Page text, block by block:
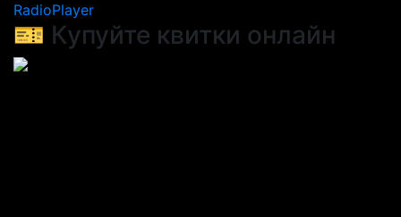
RadioPlayer
🎫 Купуйте квитки онлайн